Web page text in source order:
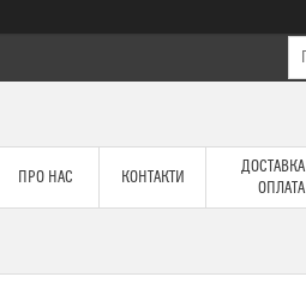
ПРО НАС КОНТАКТИ
ДОСТАВКА
ОПЛАТА